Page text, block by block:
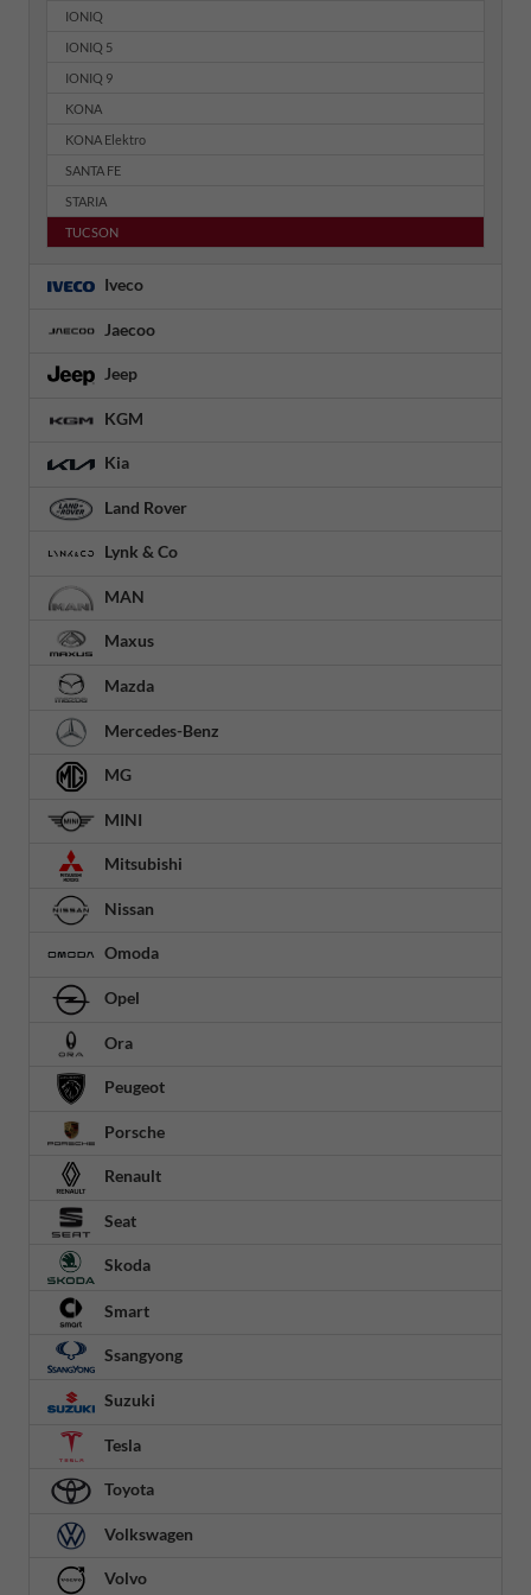
IONIQ
IONIQ 5
IONIQ 9
KONA
KONA Elektro
SANTA FE
STARIA
TUCSON
Iveco
Jaecoo
Jeep
KGM
Kia
Land Rover
Lynk & Co
MAN
Maxus
Mazda
Mercedes-Benz
MG
MINI
Mitsubishi
Nissan
Omoda
Opel
Ora
Peugeot
Porsche
Renault
Seat
Skoda
Smart
Ssangyong
Suzuki
Tesla
Toyota
Volkswagen
Volvo